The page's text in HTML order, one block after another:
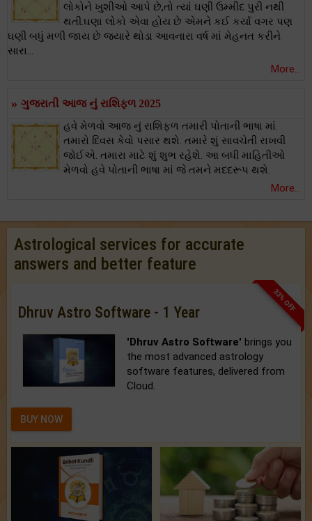
લોકોને ખુશીઓ આપે છે,તો ત્યાં ઘણી ઉમ્મીદ પુરી નથી
થતી.ઘણા લોકો એવા હોય છે એમને કઈ કર્યા વગર પણ
ઘણી બધું મળી જાય છે જયારે થોડા આવનારા વર્ષ માં મેહનત કરીને
સારા...
More...
» ગુજરાતી આજ નું રાશિફળ 2025
હવે મેળવો આજ નું રાશિફળ તમારી પોતાની ભાષા માં.
તમારો દિવસ કેવો પસાર થશે. તમારે શું સાવચેતી રાખવી
જોઈએ. તમારા માટે શું શુભ રહેશે. આ બધી માહિતીઓ
મેળવો હવે પોતાની ભાષા માં જે તમને મદદરૂપ થશે.
More...
Astrological services for accurate
answers and better feature
33% OFF
Dhruv Astro Software - 1 Year
'Dhruv Astro Software' brings you
the most advanced astrology
software features, delivered from
Cloud.
BUY NOW